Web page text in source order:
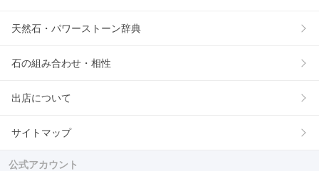
天然石・パワーストーン辞典
石の組み合わせ・相性
出店について
サイトマップ
公式アカウント